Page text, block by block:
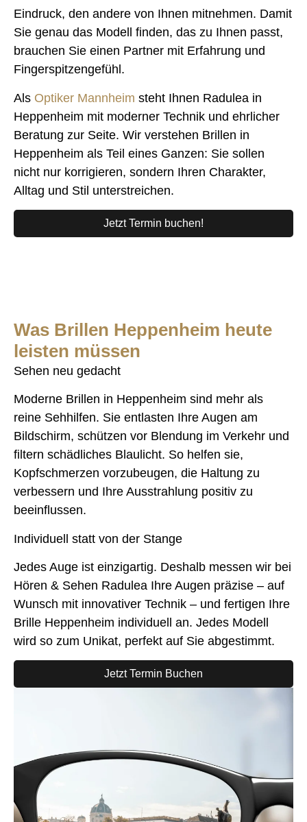
Eindruck, den andere von Ihnen mitnehmen. Damit
Sie genau das Modell finden, das zu Ihnen passt,
brauchen Sie einen Partner mit Erfahrung und
Fingerspitzengefühl.
Als Optiker Mannheim steht Ihnen Radulea in
Heppenheim mit moderner Technik und ehrlicher
Beratung zur Seite. Wir verstehen Brillen in
Heppenheim als Teil eines Ganzen: Sie sollen
nicht nur korrigieren, sondern Ihren Charakter,
Alltag und Stil unterstreichen.
Jetzt Termin buchen!
Was Brillen Heppenheim heute
leisten müssen
Sehen neu gedacht
Moderne Brillen in Heppenheim sind mehr als
reine Sehhilfen. Sie entlasten Ihre Augen am
Bildschirm, schützen vor Blendung im Verkehr und
filtern schädliches Blaulicht. So helfen sie,
Kopfschmerzen vorzubeugen, die Haltung zu
verbessern und Ihre Ausstrahlung positiv zu
beeinflussen.
Individuell statt von der Stange
Jedes Auge ist einzigartig. Deshalb messen wir bei
Hören & Sehen Radulea Ihre Augen präzise – auf
Wunsch mit innovativer Technik – und fertigen Ihre
Brille Heppenheim individuell an. Jedes Modell
wird so zum Unikat, perfekt auf Sie abgestimmt.
Jetzt Termin Buchen